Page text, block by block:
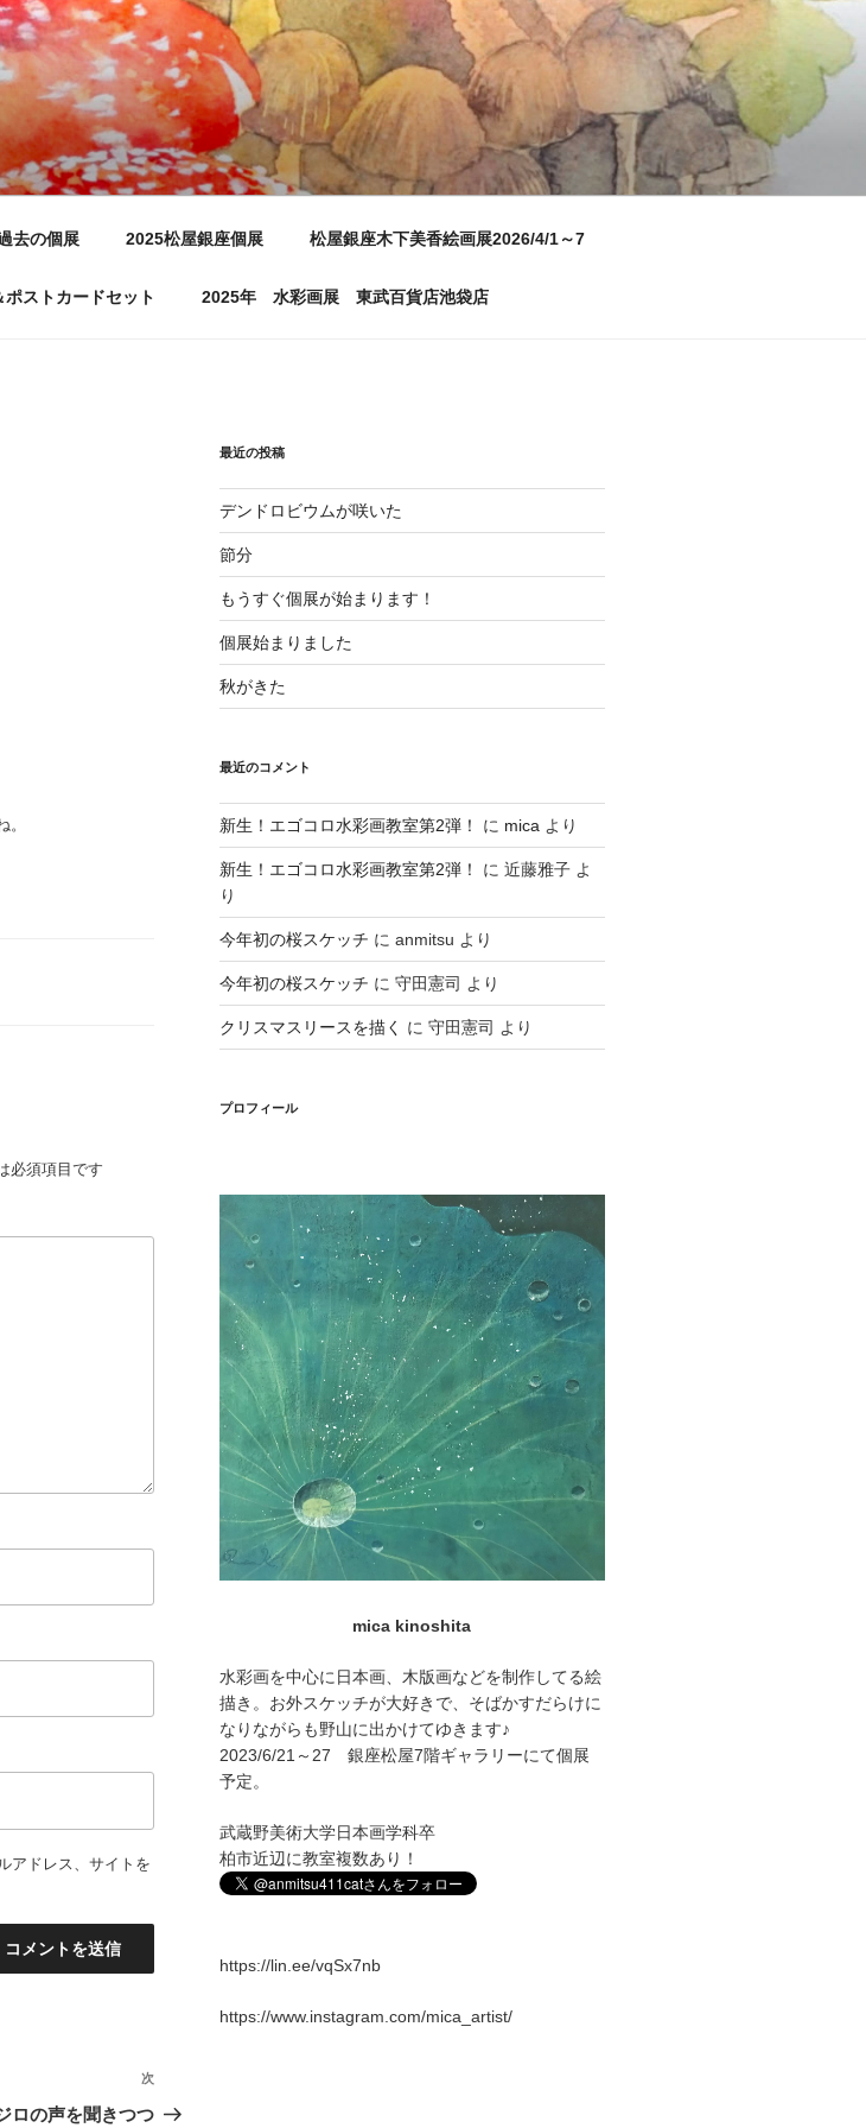
去の個展 2025松屋銀座個展 松屋銀座木下美香絵画展2026/4/1～7
ストカードセット 2025年 水彩画展 東武百貨店池袋店
必須項目です
アドレス、サイトを
次
次
ロの声を聞きつつ
最近の投稿
デンドロビウムが咲いた
節分
もうすぐ個展が始まります！
個展始まりました
秋がきた
最近のコメント
新生！エゴコロ水彩画教室第2弾！ に mica より
新生！エゴコロ水彩画教室第2弾！ に 近藤雅子よ
り
今年初の桜スケッチ に anmitsu より
今年初の桜スケッチ に 守田憲司 より
クリスマスリースを描く に 守田憲司 より
プロフィール
mica kinoshita
水彩画を中心に日本画、木版画などを制作してる絵
描き。お外スケッチが大好きで、そばかすだらけに
なりながらも野山に出かけてゆきます♪
2023/6/21～27 銀座松屋7階ギャラリーにて個展
予定。
武蔵野美術大学日本画学科卒
柏市近辺に教室複数あり！
https://lin.ee/vqSx7nb
https://www.instagram.com/mica_artist/